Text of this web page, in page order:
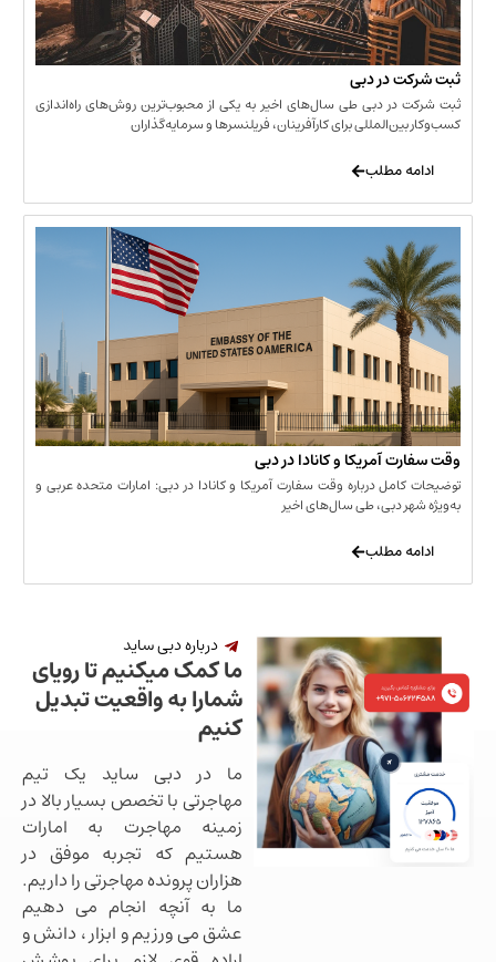
در دبی
دبی طی سال‌های اخیر به یکی از محبوب‌ترین روش‌های راه‌اندازی
برای کارآفرینان، فریلنسرها و سرمایه‌گذاران
آمریکا و کانادا در دبی
درباره وقت سفارت آمریکا و کانادا در دبی: امارات متحده عربی و
دبی، طی سال‌های اخیر
درباره دبی ساید
ما کمک میکنیم تا رویای
شمارا به واقعیت تبدیل
کنیم
ما در دبی ساید یک تیم
مهاجرتی با تخصص بسیار بالا در
زمینه مهاجرت به امارات
هستیم که تجربه موفق در
هزاران پرونده مهاجرتی را داریم.
ما به آنچه انجام می دهیم
عشق می ورزیم و ابزار ، دانش و